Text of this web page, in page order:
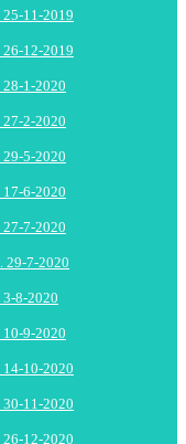
11-2019
12-2019
1-2020
2-2020
5-2020
6-2020
7-2020
29-7-2020
8-2020
9-2020
10-2020
11-2020
12-2020